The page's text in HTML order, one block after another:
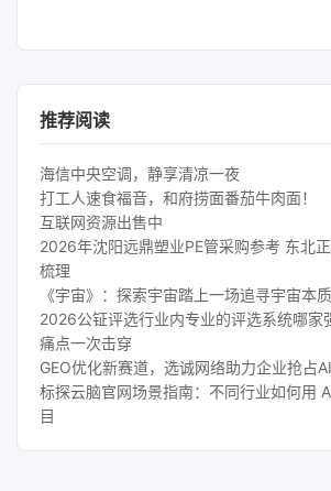
推荐阅读
海信中央空调，静享清凉一夜
打工人速食福音，和府捞面番茄牛肉面！
互联网资源出售中
2026年沈阳远鼎塑业PE管采购参考 东北
梳理
《宇宙》：探索宇宙踏上一场追寻宇宙本
2026公钲评选行业内专业的评选系统哪家
痛点一次击穿
GEO优化新赛道，选诚网络助力企业抢占
标探云脑官网场景指南：不同行业如何用
目